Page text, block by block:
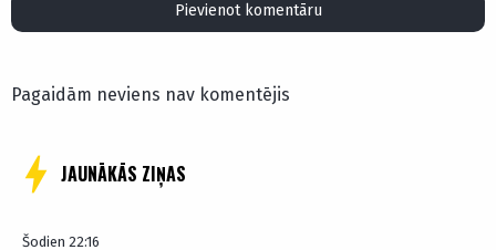
Pievienot komentāru
Pagaidām neviens nav komentējis
JAUNĀKĀS ZIŅAS
Šodien 22:16